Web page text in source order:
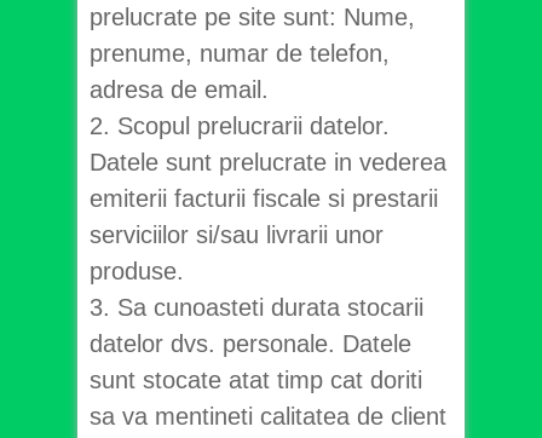
prelucrate pe site sunt: Nume,
prenume, numar de telefon,
adresa de email.
2. Scopul prelucrarii datelor.
Datele sunt prelucrate in vederea
emiterii facturii fiscale si prestarii
serviciilor si/sau livrarii unor
produse.
3. Sa cunoasteti durata stocarii
datelor dvs. personale. Datele
sunt stocate atat timp cat doriti
sa va mentineti calitatea de client